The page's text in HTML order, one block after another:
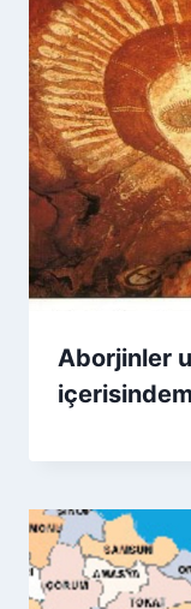
Aborjinler